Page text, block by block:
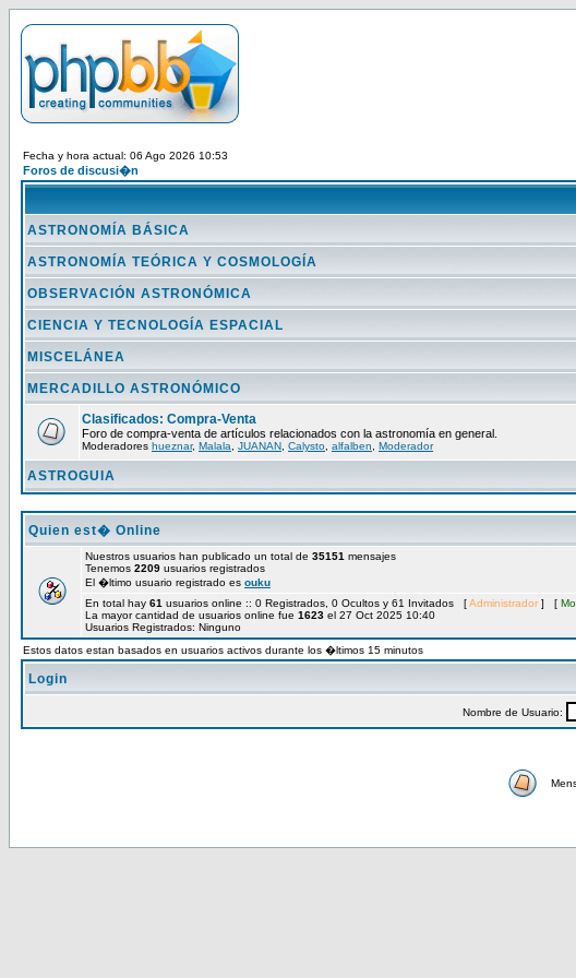
Fecha y hora actual: 06 Ago 2026 10:53
Foros de discusi�n
ASTRONOMÍA BÁSICA
ASTRONOMÍA TEÓRICA Y COSMOLOGÍA
OBSERVACIÓN ASTRONÓMICA
CIENCIA Y TECNOLOGÍA ESPACIAL
MISCELÁNEA
MERCADILLO ASTRONÓMICO
Clasificados: Compra-Venta
Foro de compra-venta de artículos relacionados con la astronomía en general.
Moderadores hueznar, Malala JUANAN Calysto alfalben Moderador
ASTROGUIA
Quien est� Online
Nuestros usuarios han publicado un total de 35151 mensajes
Tenemos 2209 usuarios registrados
El �ltimo usuario registrado es ouku
En total hay 61 usuarios online :: 0 Registrados, 0 Ocultos y 61 Invitados [Administrador ] [
La mayor cantidad de usuarios online fue 1623 el 27 Oct 2025 10:40
Usuarios Registrados: Ninguno
Estos datos estan basados en usuarios activos durante los �ltimos 15 minutos
Login
Nombre de Usuario: